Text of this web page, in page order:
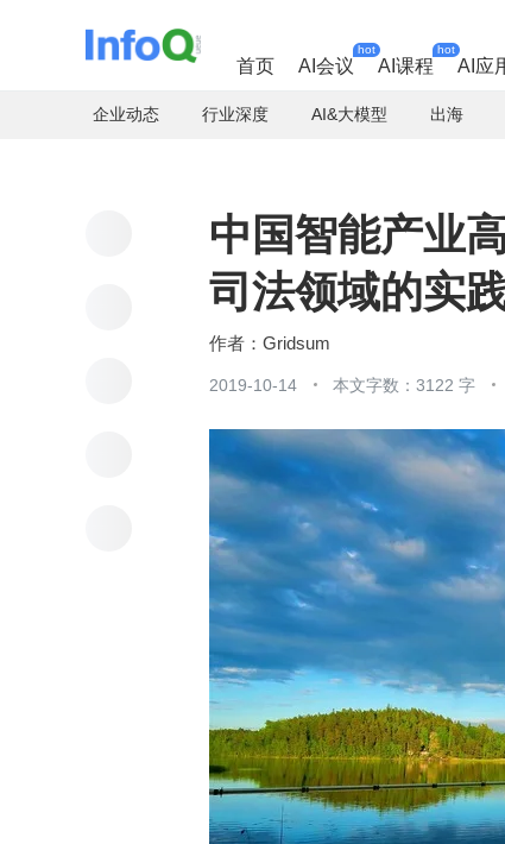
首页 AI会议
hot
AI课程
hot
AI应
企业动态 行业深度 AI&大模型 出海
中国智能产业
司法领域的实
Gridsum
2019-10-14 本文字数：3122 字